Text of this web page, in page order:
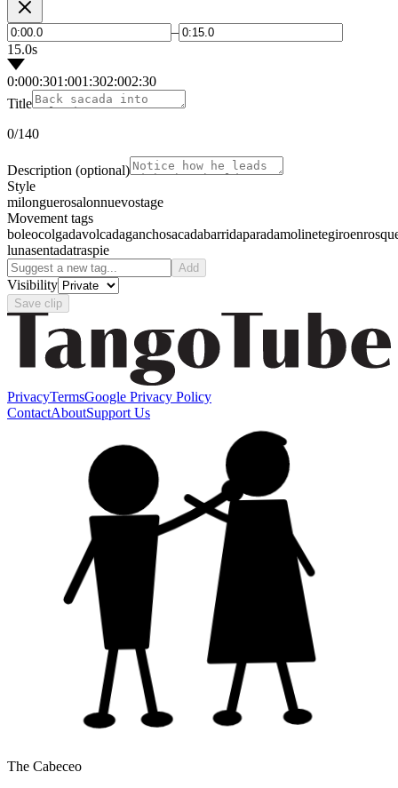
–
15.0s
0:000:301:001:302:002:30
Title
0/140
Description (optional)
Style
milonguerosalonnuevostage
Movement tags
boleocolgadavolcadaganchosacadabarridaparadamolinetegiro
lunasentadatraspie
Add
Visibility
Save clip
PrivacyTermsGoogle Privacy Policy
ContactAboutSupport Us
The Cabeceo